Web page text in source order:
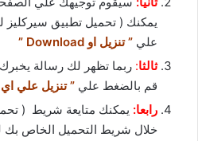
يمكنك ( تحميل تطبيق سيركليز
علي ” تنزيل او Download ”
ثالثا: ربما تظهر لك رسالة يخبرك
قم بالضغط علي ” تنزيل علي
رابعا: يمكنك متايعة شريط (
خلال شريط التحميل الخاص بك